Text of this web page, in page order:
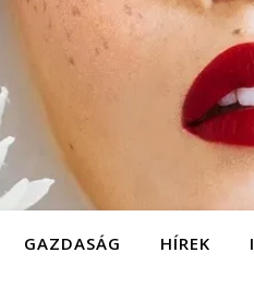
GAZDASÁG HÍREK